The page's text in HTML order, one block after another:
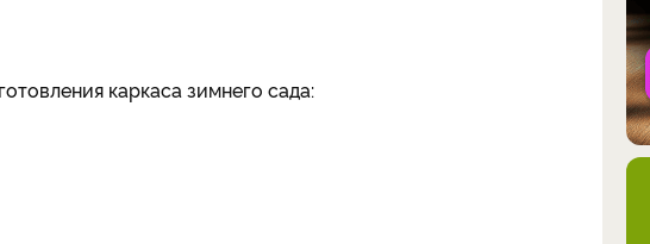
каркаса зимнего сада: